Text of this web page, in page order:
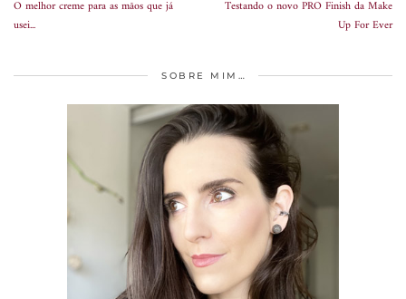
O melhor creme para as mãos que já
usei...
Testando o novo PRO Finish da Make
Up For Ever
SOBRE MIM…